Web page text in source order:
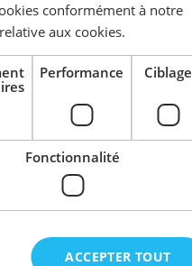
articles
conformément à notre
aux cookies.
Performance Ciblage
Fonctionnalité
ACCEPTER TOUT